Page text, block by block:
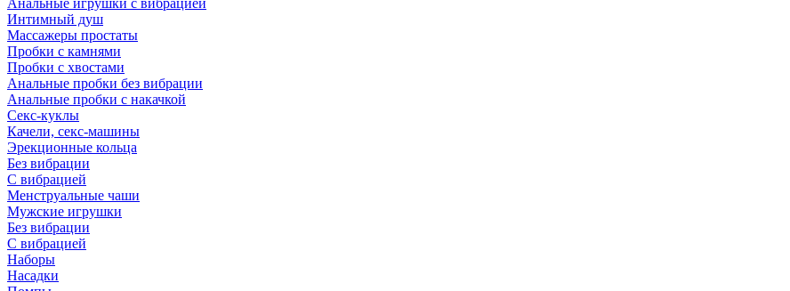
Анальные игрушки с вибрацией
Интимный душ
Массажеры простаты
Пробки с камнями
Пробки с хвостами
Анальные пробки без вибрации
Анальные пробки с накачкой
Секс-куклы
Качели, секс-машины
Эрекционные кольца
Без вибрации
С вибрацией
Менструальные чаши
Мужские игрушки
Без вибрации
С вибрацией
Наборы
Насадки